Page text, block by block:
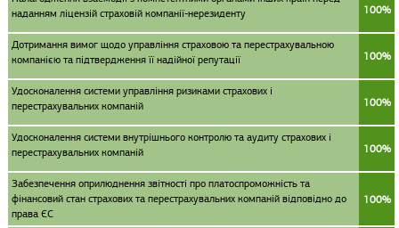
наданням ліцензій страховій компанії-нерезиденту
100%
Дотримання вимог щодо управління страховою та перестрахувальною
компанією та підтвердження її надійної репутації
100%
Удосконалення системи управління ризиками страхових і
перестрахувальних компаній
100%
Удосконалення системи внутрішнього контролю та аудиту страхових і
перестрахувальних компаній
100%
Забезпечення оприлюднення звітності про платоспроможність та
фінансовий стан страхових та перестрахувальних компаній відповідно до
права ЄС
100%